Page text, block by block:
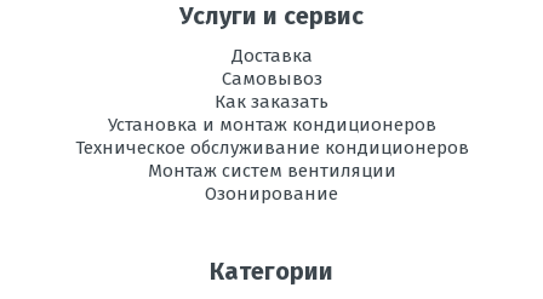
Услуги и сервис
Доставка
Самовывоз
Как заказать
Установка и монтаж кондиционеров
Техническое обслуживание кондиционеров
Монтаж систем вентиляции
Озонирование
Категории